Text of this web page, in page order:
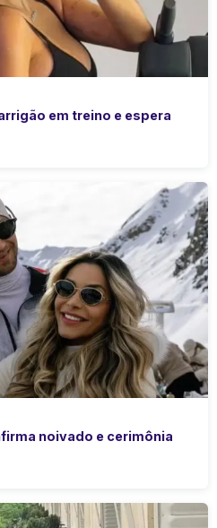
em treino e espera
noivado e cerimônia